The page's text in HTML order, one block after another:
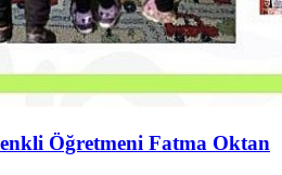
Öğretmeni Fatma Oktan